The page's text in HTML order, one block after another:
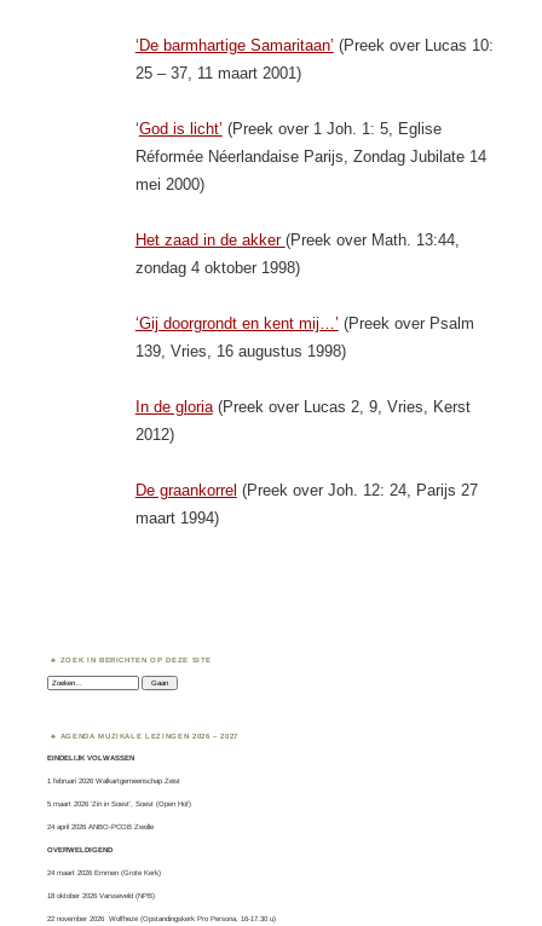
‘De barmhartige Samaritaan’ (Preek over Lucas 10:
25 – 37, 11 maart 2001)
‘God is licht’ (Preek over 1 Joh. 1: 5, Eglise
Réformée Néerlandaise Parijs, Zondag Jubilate 14
mei 2000)
Het zaad in de akker (Preek over Math. 13:44,
zondag 4 oktober 1998)
‘Gij doorgrondt en kent mij…’ (Preek over Psalm
139, Vries, 16 augustus 1998)
In de gloria(Preek over Lucas 2, 9, Vries, Kerst
2012)
De graankorrel (Preek over Joh. 12: 24, Parijs 27
maart 1994)
ZOEK IN BERICHTEN OP DEZE SITE
Zoeken:
AGENDA MUZIKALE LEZINGEN 2026 – 2027
EINDELIJK VOLWASSEN
1 februari 2026 Walkartgemeenschap Zeist
5 maart 2026 ‘Zin in Soest’, Soest (Open Hof)
24 april 2026 ANBO-PCOB Zwolle
OVERWELDIGEND
24 maart 2026 Emmen (Grote Kerk)
18 oktober 2026 Varsseveld (NPB)
22 november 2026 Wolfheze (Opstandingskerk Pro Persona, 16-17.30 u)